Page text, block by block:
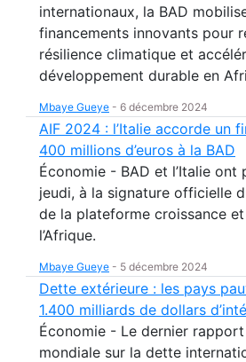
internationaux, la BAD
financements innovants pour
résilience climatique et
développement durable en
Mbaye Gueye - 6 décembre 2024
AIF 2024 : l’Italie accorde un
400 millions d’euros à la BAD
Économie - BAD et l’Italie ont
jeudi, à la signature officielle
de la plateforme croissance
l’Afrique.
Mbaye Gueye - 5 décembre 2024
Dette extérieure : les pays
1.400 milliards de dollars
Économie - Le dernier
mondiale sur la dette